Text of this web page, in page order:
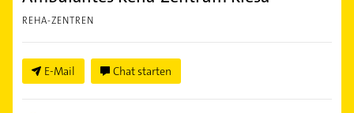
REHA-ZENTREN
E-Mail Chat starten